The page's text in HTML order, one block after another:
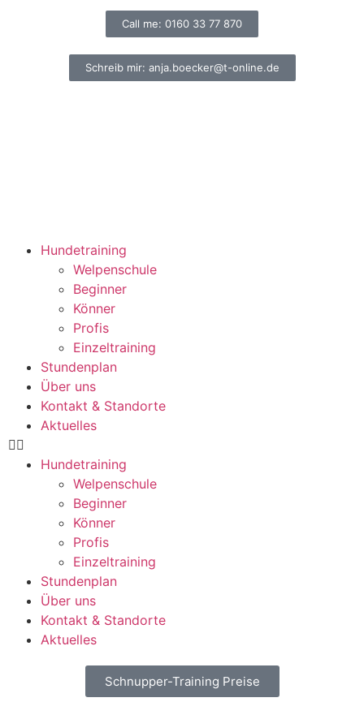
Call me: 0160 33 77 870
Schreib mir: anja.boecker@t-online.de
Hundetraining
Welpenschule
Beginner
Könner
Profis
Einzeltraining
Stundenplan
Über uns
Kontakt & Standorte
Aktuelles
Hundetraining
Welpenschule
Beginner
Könner
Profis
Einzeltraining
Stundenplan
Über uns
Kontakt & Standorte
Aktuelles
Schnupper-Training Preise